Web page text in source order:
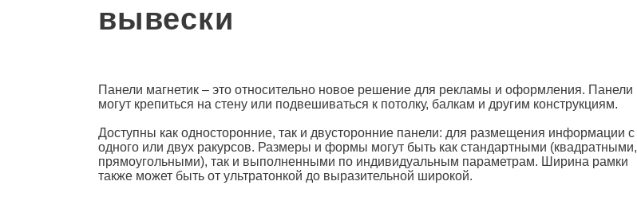
вывески
Панели магнетик– это относительно новое решение для рекламы и оформления. Панели
могут крепиться на стену или подвешиваться к потолку, балкам и другим конструкциям.
Доступны как односторонние, так и двусторонние панели: для размещения информации с
одного или двух ракурсов. Размеры и формы могут быть как стандартными (квадратными,
прямоугольными), так и выполненными по индивидуальным параметрам. Ширина рамки
также может быть от ультратонкой до выразительной широкой.